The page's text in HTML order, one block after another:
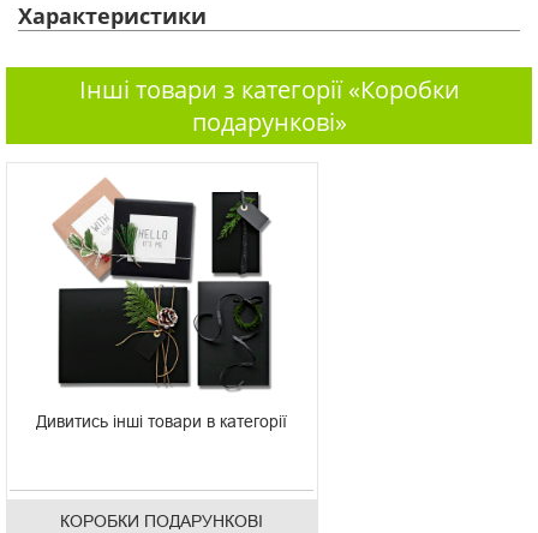
Характеристики
Інші товари з категорії «Коробки
подарункові»
Дивитись інші товари в категорії
КОРОБКИ ПОДАРУНКОВІ